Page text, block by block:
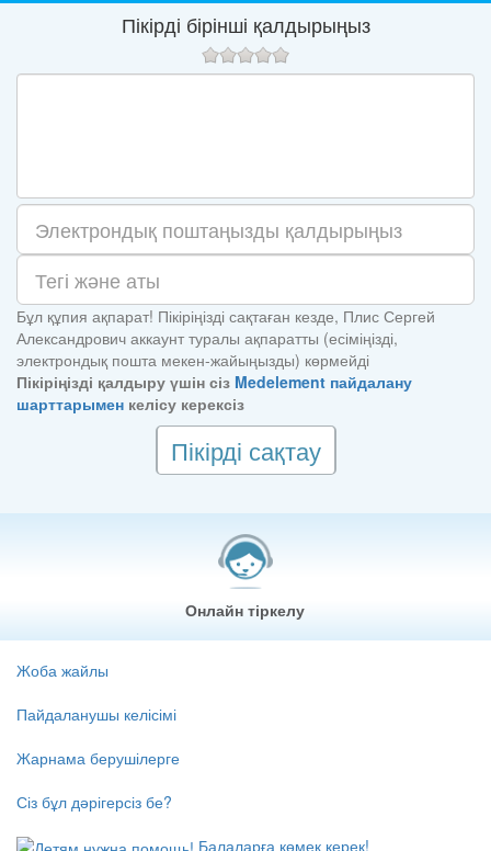
Пікірді бірінші қалдырыңыз
Бұл құпия ақпарат! Пікіріңізді сақтаған кезде, Плис Сергей
Александрович аккаунт туралы ақпаратты (есіміңізді,
электрондық пошта мекен-жайыңызды) көрмейді
Пікіріңізді қалдыру үшін сіз Medelement пайдалану
шарттарымен келісу керексіз
Пікірді сақтау
Онлайн тіркелу
Жоба жайлы
Пайдаланушы келісімі
Жарнама берушілерге
Сіз бұл дәрігерсіз бе?
Балаларға көмек керек!